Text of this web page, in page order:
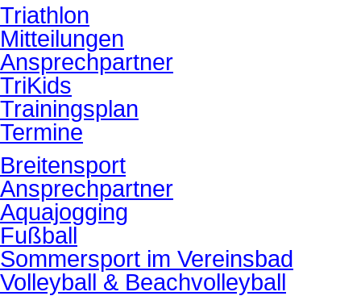
Triathlon
Mitteilungen
Ansprechpartner
TriKids
Trainingsplan
Termine
Breitensport
Ansprechpartner
Aquajogging
Fußball
Sommersport im Vereinsbad
Volleyball & Beachvolleyball